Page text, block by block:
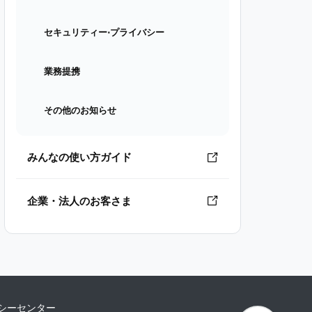
セキュリティー⋅プライバシー
業務提携
その他のお知らせ
みんなの使い方ガイド
企業・法人のお客さま
ーセンター